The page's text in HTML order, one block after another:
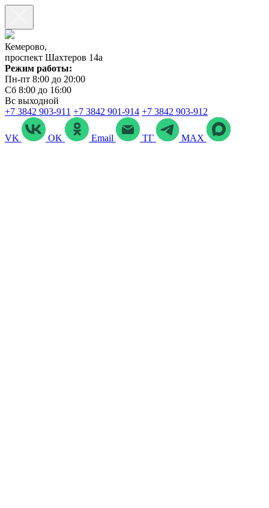
Кемерово,
проспект Шахтеров 14а
Режим работы:
Пн-пт 8:00 до 20:00
Сб 8:00 до 16:00
Вс выходной
+7 3842 903‑911 +7 3842 901‑914 +7 3842 903-912
VK OK Email ТГ MAX